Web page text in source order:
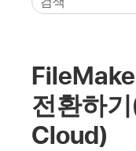
전환하
Cloud)